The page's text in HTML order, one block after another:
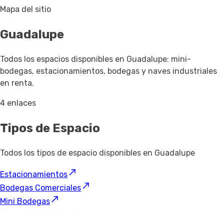
Mapa del sitio
Guadalupe
Todos los espacios disponibles en Guadalupe: mini-
bodegas, estacionamientos, bodegas y naves industriales
en renta.
4 enlaces
Tipos de Espacio
Todos los tipos de espacio disponibles en Guadalupe
Estacionamientos
Bodegas Comerciales
Mini Bodegas